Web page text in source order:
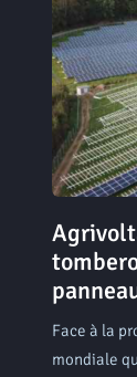
Face à la
mondiale